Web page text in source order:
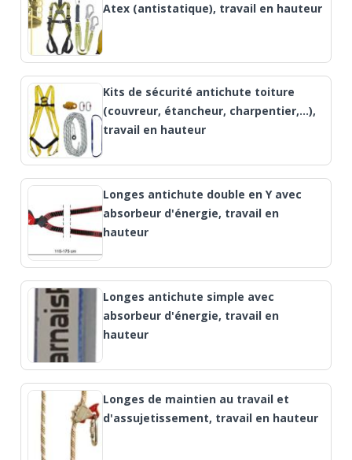
Atex (antistatique), travail en hauteur
Kits de sécurité antichute toiture
(couvreur, étancheur, charpentier,…),
travail en hauteur
Longes antichute double en Y avec
absorbeur d'énergie, travail en
hauteur
Longes antichute simple avec
absorbeur d'énergie, travail en
hauteur
Longes de maintien au travail et
d'assujetissement, travail en hauteur